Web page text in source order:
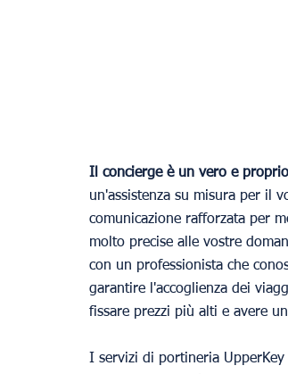
Il concierge è un vero e
un'assistenza su misura per il
comunicazione rafforzata per
molto precise alle vostre
con un professionista che
garantire l'accoglienza dei
fissare prezzi più alti e avere
I servizi di portineria